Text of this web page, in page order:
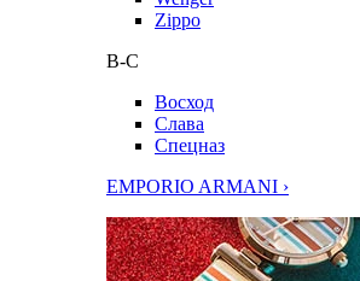
Zippo
В-С
Восход
Слава
Спецназ
EMPORIO ARMANI ›